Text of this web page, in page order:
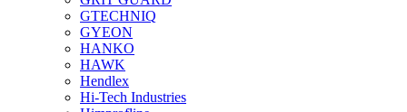
GTECHNIQ
GYEON
HANKO
HAWK
Hendlex
Hi-Tech Industries